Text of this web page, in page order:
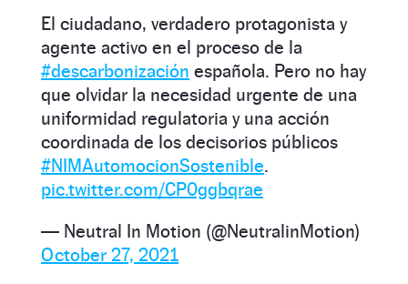
El ciudadano, verdadero protagonista y
agente activo en el proceso de la
#descarbonización española. Pero no hay
que olvidar la necesidad urgente de una
uniformidad regulatoria y una acción
coordinada de los decisorios públicos
#NIMAutomocionSostenible.
pic.twitter.com/CP0ggbqrae
— Neutral In Motion (@NeutralinMotion)
October 27, 2021